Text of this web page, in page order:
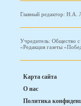
Главный редактор: Н.А.
Учредитель: Общество с
«Редакция газеты
Карта сайта
О нас
Политика